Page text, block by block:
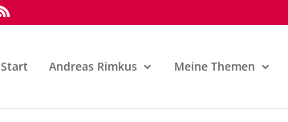
Start Andreas Rimkus Meine Themen